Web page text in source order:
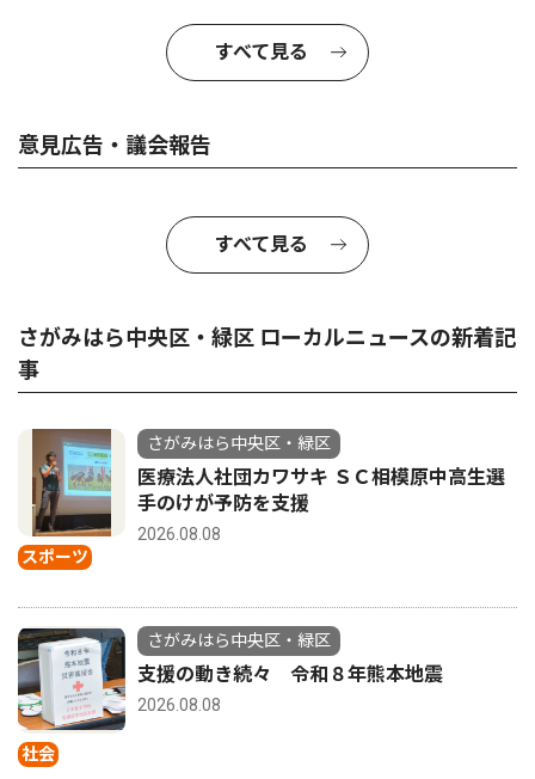
すべて見る
意見広告・議会報告
すべて見る
さがみはら中央区・緑区 ローカルニュースの新着記
事
スポーツ
さがみはら中央区・緑区
医療法人社団カワサキ ＳＣ相模原中高生選
手のけが予防を支援
2026.08.08
社会
さがみはら中央区・緑区
支援の動き続々 令和８年熊本地震
2026.08.08